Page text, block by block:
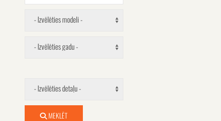
- Izvēlēties modeli -
- Izvēlēties gadu -
- Izvēlēties detaļu -
MEKLĒT